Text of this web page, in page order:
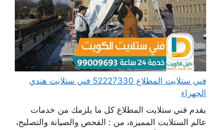
فني ستلايت المطلاع 52227330 فني ستلايت هندي
الجهراء
يقدم فني ستلايت المطلاع كل ما يلزمك من خدمات
عالم الستلايت المميزة، من : الفحص والصيانة والتصليح،